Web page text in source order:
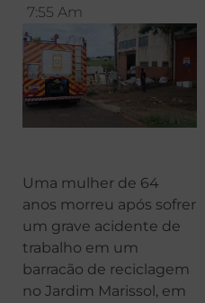
7:55 Am
Uma mulher de 64
anos morreu após sofrer
um grave acidente de
trabalho em um
barracão de reciclagem
no Jardim Marissol, em